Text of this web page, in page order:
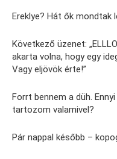
Ereklye? Hát ők mondtak
Következő üzenet:
akarta volna, hogy egy
Vagy eljövök érte!”
Forrt bennem a düh.
tartozom valamivel?
Pár nappal később –